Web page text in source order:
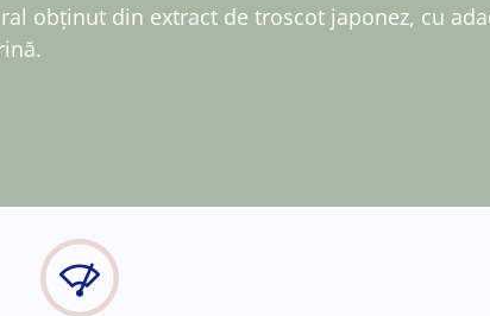
obținut din extract de troscot japonez, cu